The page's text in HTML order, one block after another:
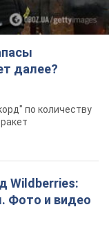
далее?
по количеству
Wildberries:
Фото и видео